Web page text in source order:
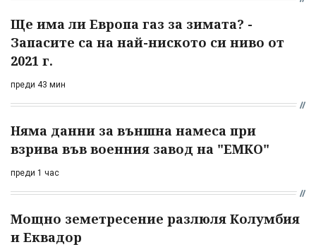
Ще има ли Европа газ за зимата? -
Запасите са на най-ниското си ниво от
2021 г.
преди 43 мин
Няма данни за външна намеса при
взрива във военния завод на "ЕМКО"
преди 1 час
Мощно земетресение разлюля Колумбия
и Еквадор